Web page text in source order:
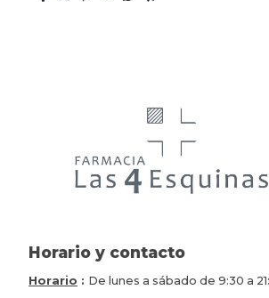
Horario y contacto
Horario : De lunes a sábado de 9:30 a